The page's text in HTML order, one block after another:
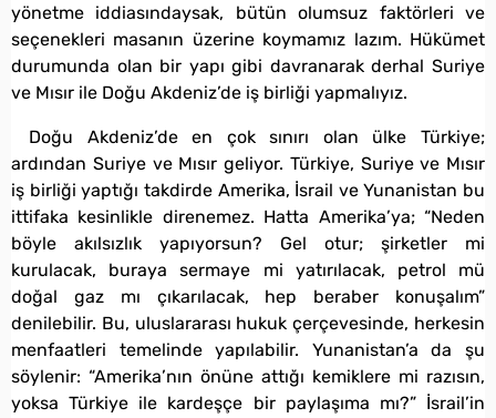
yönetme iddiasındaysak, bütün olumsuz faktörleri ve
seçenekleri masanın üzerine koymamız lazım. Hükümet
durumunda olan bir yapı gibi davranarak derhal Suriye
ve Mısır ile Doğu Akdeniz’de iş birliği yapmalıyız.
Doğu Akdeniz’de en çok sınırı olan ülke Türkiye;
ardından Suriye ve Mısır geliyor. Türkiye, Suriye ve Mısır
iş birliği yaptığı takdirde Amerika, İsrail ve Yunanistan bu
ittifaka kesinlikle direnemez. Hatta Amerika’ya; “Neden
böyle akılsızlık yapıyorsun? Gel otur; şirketler mi
kurulacak, buraya sermaye mi yatırılacak, petrol mü
doğal gaz mı çıkarılacak, hep beraber konuşalım”
denilebilir. Bu, uluslararası hukuk çerçevesinde, herkesin
menfaatleri temelinde yapılabilir. Yunanistan’a da şu
söylenir: “Amerika’nın önüne attığı kemiklere mi razısın,
yoksa Türkiye ile kardeşçe bir paylaşıma mı?” İsrail’in